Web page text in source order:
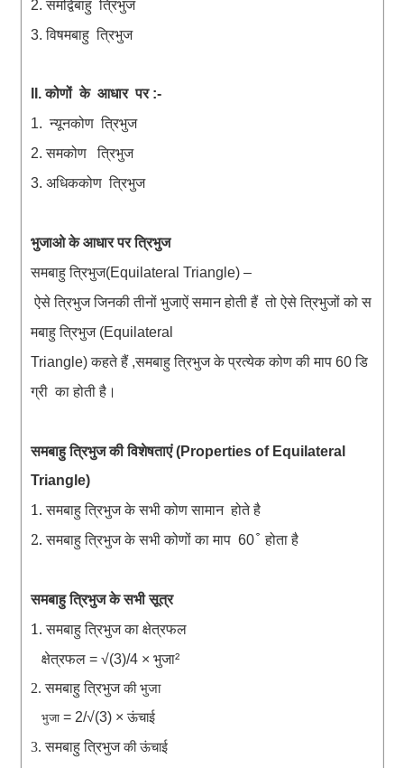
2.समद्विबाहु त्रिभुज
3.विषमबाहु त्रिभुज
II.कोणों के आधार पर:-
1. न्यूनकोण त्रिभुज
2.समकोण त्रिभुज
3.अधिककोण त्रिभुज
भुजाओकेआधारपरत्रिभुज
समबाहु त्रिभुज(Equilateral Triangle) –
ऐसे त्रिभुजजिनकी तीनों भुजाऐंसमानहोती हैं तो ऐसे त्रिभुजों को स
मबाहु त्रिभुज(Equilateral
Triangle)कहतेहैं ,समबाहु त्रिभुजकेप्रत्येककोण की माप 60डि
ग्री का होती है ।
समबाहुत्रिभुजकीविशेषताएं(Properties of Equilateral
Triangle)
1. समबाहु त्रिभुजकेसभी कोण सामान होतेहै
2. समबाहु त्रिभुजकेसभी कोणों का माप 60 ͒ होता है
समबाहु त्रिभुज के सभी सूत्र
1. समबाहु त्रिभुजका क्षेत्रफल
क्षेत्रफल = √(3)/4 ×भुजा²
2. समबाहु त्रिभुज की भुजा
भुजा = 2/√(3) ×ऊंचाई
3. समबाहु त्रिभुज की ऊंचाई